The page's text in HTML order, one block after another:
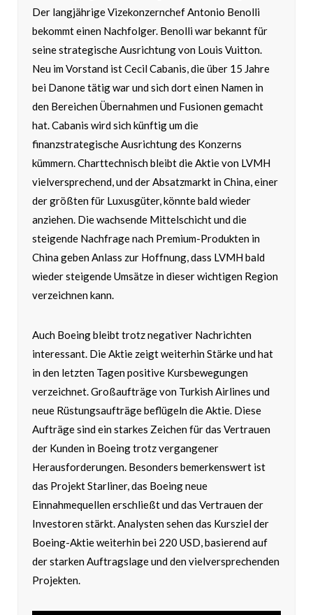
Der langjährige Vizekonzernchef Antonio Benolli
bekommt einen Nachfolger. Benolli war bekannt für
seine strategische Ausrichtung von Louis Vuitton.
Neu im Vorstand ist Cecil Cabanis, die über 15 Jahre
bei Danone tätig war und sich dort einen Namen in
den Bereichen Übernahmen und Fusionen gemacht
hat. Cabanis wird sich künftig um die
finanzstrategische Ausrichtung des Konzerns
kümmern. Charttechnisch bleibt die Aktie von LVMH
vielversprechend, und der Absatzmarkt in China, einer
der größten für Luxusgüter, könnte bald wieder
anziehen. Die wachsende Mittelschicht und die
steigende Nachfrage nach Premium-Produkten in
China geben Anlass zur Hoffnung, dass LVMH bald
wieder steigende Umsätze in dieser wichtigen Region
verzeichnen kann.
Auch Boeing bleibt trotz negativer Nachrichten
interessant. Die Aktie zeigt weiterhin Stärke und hat
in den letzten Tagen positive Kursbewegungen
verzeichnet. Großaufträge von Turkish Airlines und
neue Rüstungsaufträge beflügeln die Aktie. Diese
Aufträge sind ein starkes Zeichen für das Vertrauen
der Kunden in Boeing trotz vergangener
Herausforderungen. Besonders bemerkenswert ist
das Projekt Starliner, das Boeing neue
Einnahmequellen erschließt und das Vertrauen der
Investoren stärkt. Analysten sehen das Kursziel der
Boeing-Aktie weiterhin bei 220 USD, basierend auf
der starken Auftragslage und den vielversprechenden
Projekten.